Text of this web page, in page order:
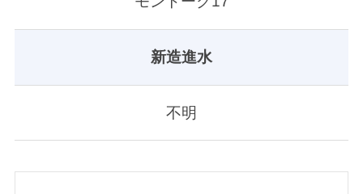
新造進水
不明